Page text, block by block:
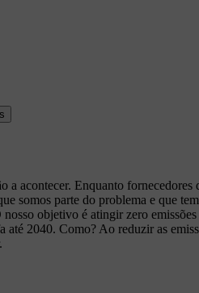
a acontecer. Enquanto fornecedores
somos parte do problema e que
nosso objetivo é atingir zero
até 2040. Como? Ao reduzir as